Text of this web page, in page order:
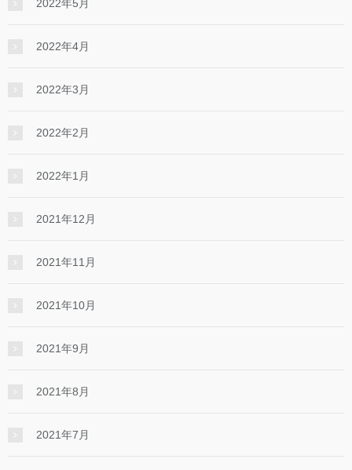
2022年5月
2022年4月
2022年3月
2022年2月
2022年1月
2021年12月
2021年11月
2021年10月
2021年9月
2021年8月
2021年7月